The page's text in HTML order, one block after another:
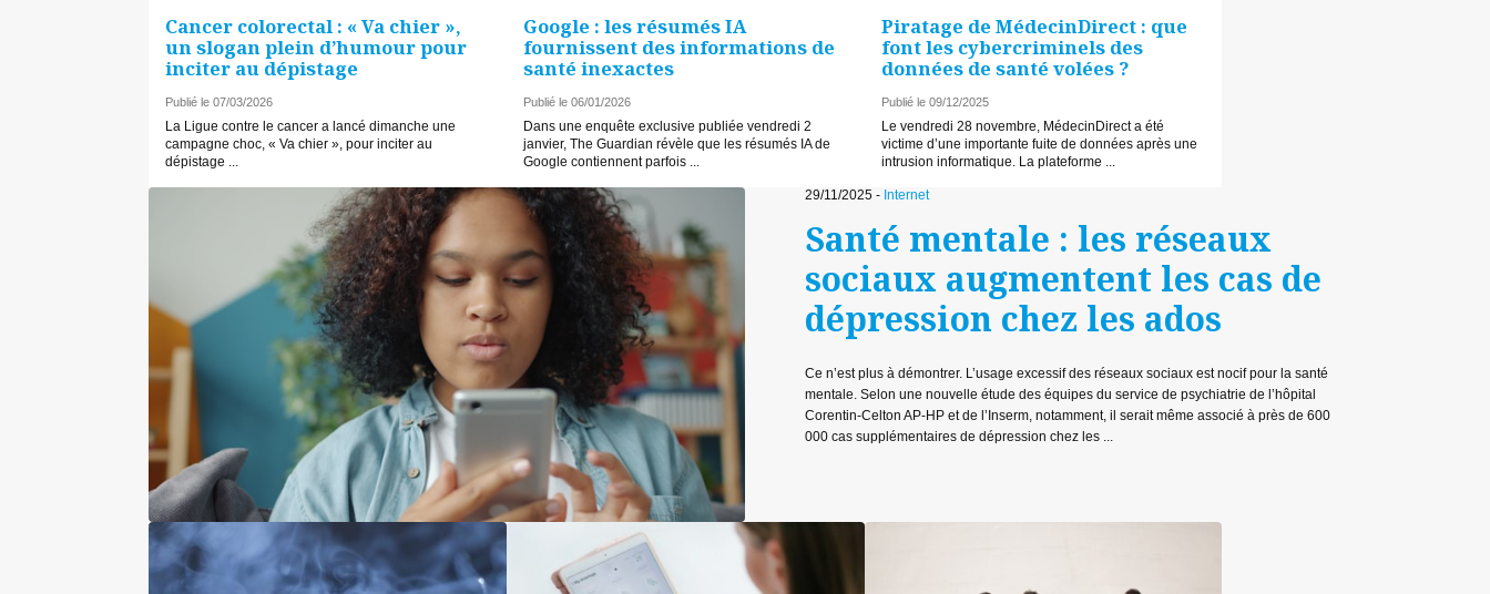
Cancer colorectal : « Va chier »,
un slogan plein d’humour pour
inciter au dépistage
Publié le 07/03/2026
La Ligue contre le cancer a lancé dimanche une
campagne choc, « Va chier », pour inciter au
dépistage ...
Google : les résumés IA
fournissent des informations de
santé inexactes
Publié le 06/01/2026
Dans une enquête exclusive publiée vendredi 2
janvier, The Guardian révèle que les résumés IA de
Google contiennent parfois ...
Piratage de MédecinDirect : que
font les cybercriminels des
données de santé volées ?
Publié le 09/12/2025
Le vendredi 28 novembre, MédecinDirect a été
victime d’une importante fuite de données après une
intrusion informatique. La plateforme ...
29/11/2025 - Internet
Santé mentale : les réseaux
sociaux augmentent les cas de
dépression chez les ados
Ce n’est plus à démontrer. L’usage excessif des réseaux sociaux est nocif pour la santé
mentale. Selon une nouvelle étude des équipes du service de psychiatrie de l’hôpital
Corentin-Celton AP-HP et de l’Inserm, notamment, il serait même associé à près de 600
000 cas supplémentaires de dépression chez les ...